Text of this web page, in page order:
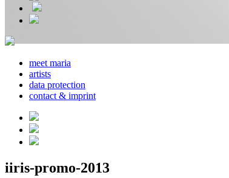
meet maria
artists
data protection
contact & imprint
iiris-promo-2013